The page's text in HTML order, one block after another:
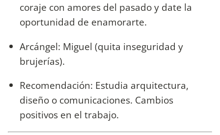
coraje con amores del pasado y date la
oportunidad de enamorarte.
Arcángel: Miguel (quita inseguridad y
brujerías).
Recomendación: Estudia arquitectura,
diseño o comunicaciones. Cambios
positivos en el trabajo.